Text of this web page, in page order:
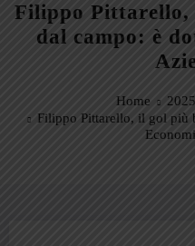
Filippo
dal campo: è
Home 2025
Filippo Pittarello, il gol più